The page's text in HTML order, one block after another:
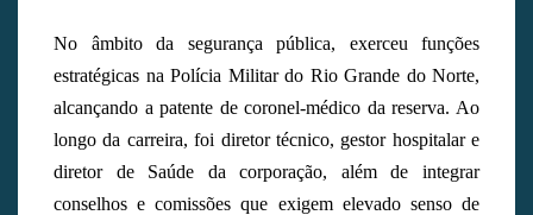
No âmbito da segurança pública, exerceu funções
estratégicas na Polícia Militar do Rio Grande do Norte,
alcançando a patente de coronel-médico da reserva. Ao
longo da carreira, foi diretor técnico, gestor hospitalar e
diretor de Saúde da corporação, além de integrar
conselhos e comissões que exigem elevado senso de